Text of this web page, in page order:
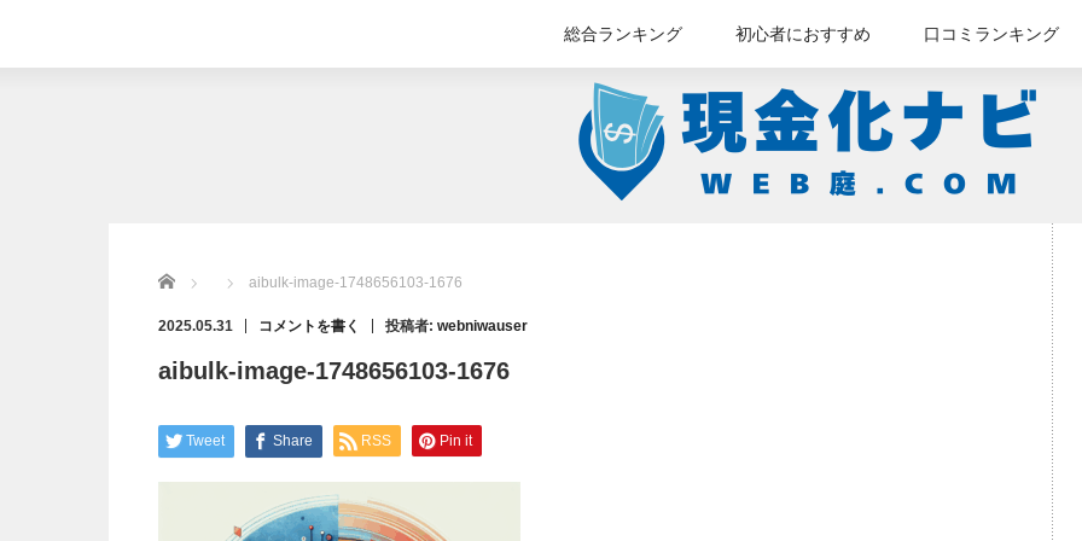
総合ランキング 初心者におすすめ 口コミランキング
Home aibulk-image-1748656103-1676
2025.05.31 コメントを書く 投稿者: webniwauser
aibulk-image-1748656103-1676
Tweet Share RSS Pin it